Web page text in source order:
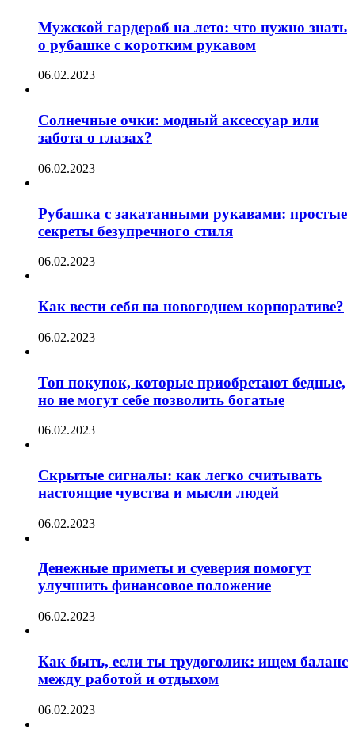
Мужской гардероб на лето: что нужно знать
о рубашке с коротким рукавом
06.02.2023
Солнечные очки: модный аксессуар или
забота о глазах?
06.02.2023
Рубашка с закатанными рукавами: простые
секреты безупречного стиля
06.02.2023
Как вести себя на новогоднем корпоративе?
06.02.2023
Топ покупок, которые приобретают бедные,
но не могут себе позволить богатые
06.02.2023
Скрытые сигналы: как легко считывать
настоящие чувства и мысли людей
06.02.2023
Денежные приметы и суеверия помогут
улучшить финансовое положение
06.02.2023
Как быть, если ты трудоголик: ищем баланс
между работой и отдыхом
06.02.2023